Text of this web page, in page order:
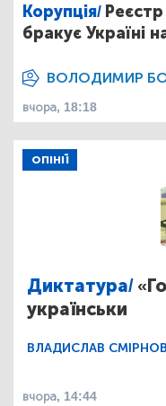
Корупція/
бракує Україні
ВОЛОДИМИР
вчора, 18:18
ОПІНІЇ
Диктатура/
українськи
ВЛАДИСЛАВ СМІРНОВ
вчора, 14:44